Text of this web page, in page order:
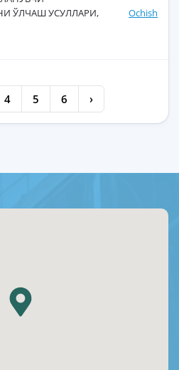
ЎЛЧАШ УСУЛЛАРИ,
Ochish
4 5 6 ›